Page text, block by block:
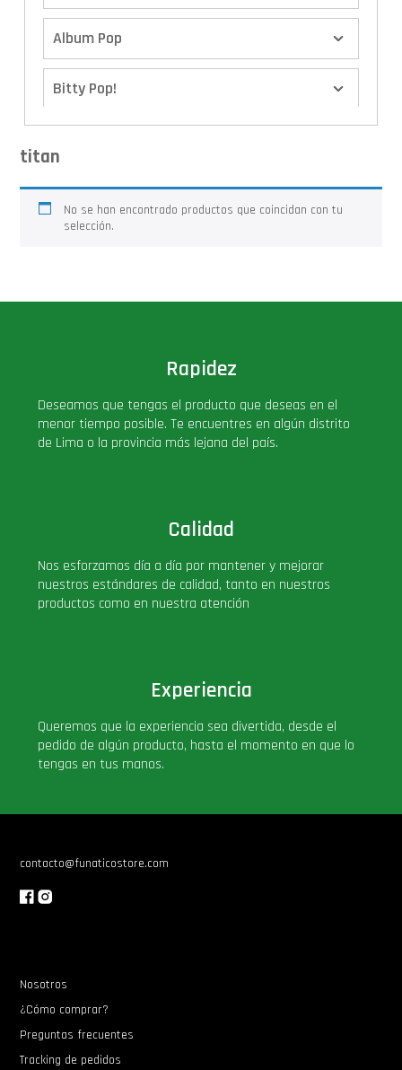
Album Pop
Bitty Pop!
Calendario de Adviento
Gift Cards
Movie Poster
Plush
Premium
PRÓXIMAMENTE
titan
No se han encontrado productos que coincidan con tu
selección.
Rapidez
Deseamos que tengas el producto que deseas en el
menor tiempo posible. Te encuentres en algún distrito
de Lima o la provincia más lejana del país.
Calidad
Nos esforzamos día a día por mantener y mejorar
nuestros estándares de calidad, tanto en nuestros
productos como en nuestra atención
Experiencia
Queremos que la experiencia sea divertida, desde el
pedido de algún producto, hasta el momento en que lo
tengas en tus manos.
contacto@funaticostore.com
Nosotros
¿Cómo comprar?
Preguntas frecuentes
Tracking de pedidos